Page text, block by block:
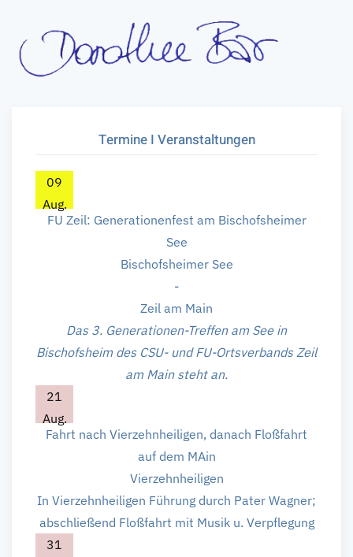
Termine I Veranstaltungen
09
Aug.
FU Zeil: Generationenfest am Bischofsheimer
See
Bischofsheimer See
-
Zeil am Main
Das 3. Generationen-Treffen am See in
Bischofsheim des CSU- und FU-Ortsverbands Zeil
am Main steht an.
21
Aug.
Fahrt nach Vierzehnheiligen, danach Floßfahrt
auf dem MAin
Vierzehnheiligen
In Vierzehnheiligen Führung durch Pater Wagner;
abschließend Floßfahrt mit Musik u. Verpflegung
31